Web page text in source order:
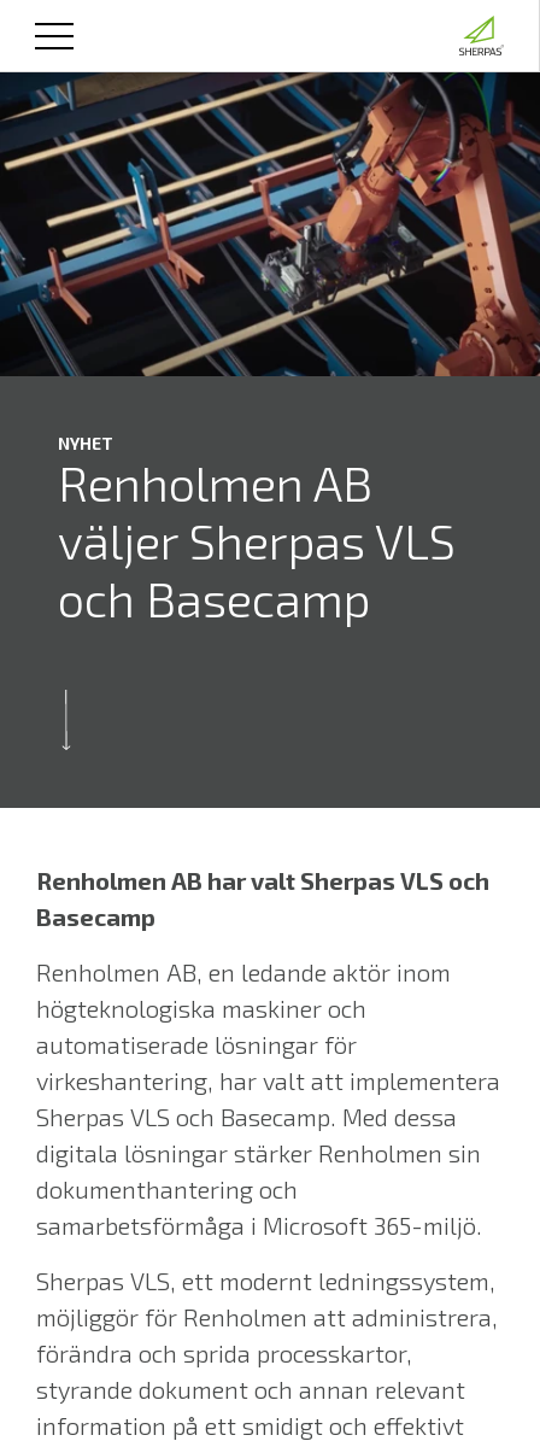
NYHET
Renholmen AB
väljer Sherpas VLS
och Basecamp
Renholmen AB har valt Sherpas VLS och
Basecamp
Renholmen AB, en ledande aktör inom
högteknologiska maskiner och
automatiserade lösningar för
virkeshantering, har valt att implementera
Sherpas VLS och Basecamp. Med dessa
digitala lösningar stärker Renholmen sin
dokumenthantering och
samarbetsförmåga i Microsoft 365-miljö.
Sherpas VLS, ett modernt ledningssystem,
möjliggör för Renholmen att administrera,
förändra och sprida processkartor,
styrande dokument och annan relevant
information på ett smidigt och effektivt